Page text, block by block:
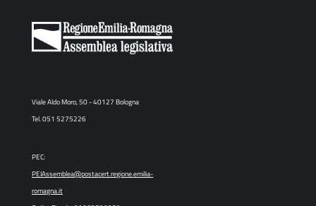
Viale Aldo Moro, 50 - 40127 Bologna
Tel. 051 5275226
PEC:
PEIAssemblea@postacert.regione.emilia-
romagna.it